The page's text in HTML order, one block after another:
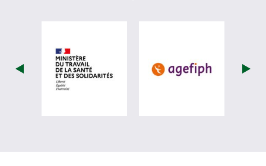
visiter les site de Ministère du travail
visiter les